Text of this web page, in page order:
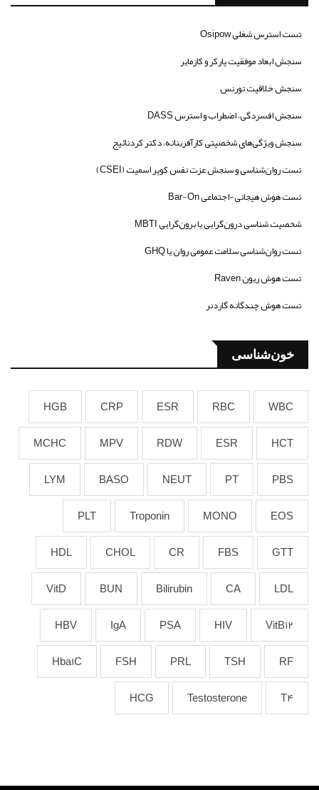
تست استرس شغلی Osipow
سنجش ابعاد موفقیت پارکر و کازمایر
سنجش خلاقیت تورنس
سنجش افسردگی، اضطراب و استرس DASS
سنجش ویژگی‌های شخصیتی کارآفرینانه، دکتر کردنائیج
تست روان‌شناسی و سنجش عزت نفس کوپر اسمیت (CSEI)
تست هوش هیجانی-اجتماعی Bar-On
شخصیت شناسی درون‌گرایی یا برون‌گرایی MBTI
تست روان‌شناسی سلامت عمومی روان یا GHQ
تست هوش ریون Raven
تست هوش چندگانه گاردنر
خون‌شناسی
WBC
RBC
ESR
CRP
HGB
HCT
ESR
RDW
MPV
MCHC
PBS
PT
NEUT
BASO
LYM
EOS
MONO
Troponin
PLT
GTT
FBS
CR
CHOL
HDL
LDL
CA
Bilirubin
BUN
VitD
VitB12
HIV
PSA
IgA
HBV
RF
TSH
PRL
FSH
Hba1C
T4
Testosterone
HCG